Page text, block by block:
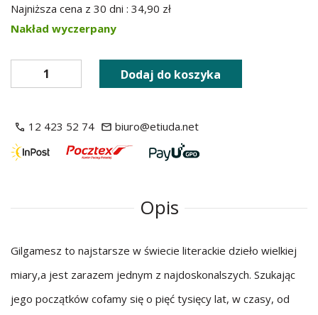
Najniższa cena z 30 dni : 34,90 zł
Nakład wyczerpany
Dodaj do koszyka
12 423 52 74 biuro@etiuda.net
Opis
Gilgamesz to najstarsze w świecie literackie dzieło wielkiej
miary,a jest zarazem jednym z najdoskonalszych. Szukając
jego początków cofamy się o pięć tysięcy lat, w czasy, od